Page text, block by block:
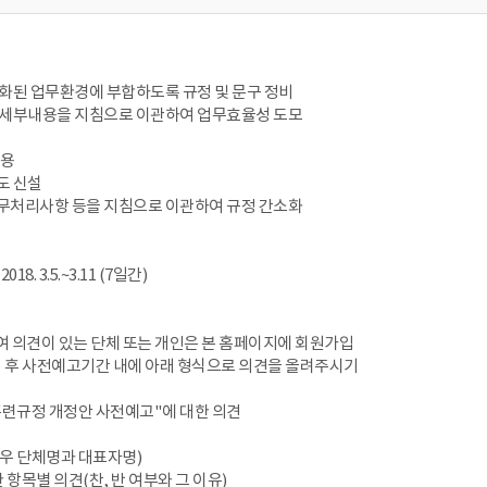
된 업무환경에 부합하도록 규정 및 문구 정비
부내용을 지침으로 이관하여 업무효율성 도모
신설
처리사항 등을 지침으로 이관하여 규정 간소화
3.5.~3.11 (7일간)
의견이 있는 단체 또는 개인은 본 홈페이지에 회원가입
사전예고기간 내에 아래 형식으로 의견을 올려주시기
규정 개정안 사전예고"에 대한 의견
단체명과 대표자명)
항목별 의견(찬, 반 여부와 그 이유)